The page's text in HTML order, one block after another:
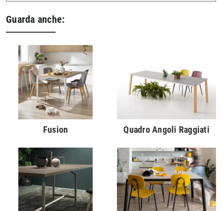
Guarda anche:
Fusion Quadro Angoli Raggiati